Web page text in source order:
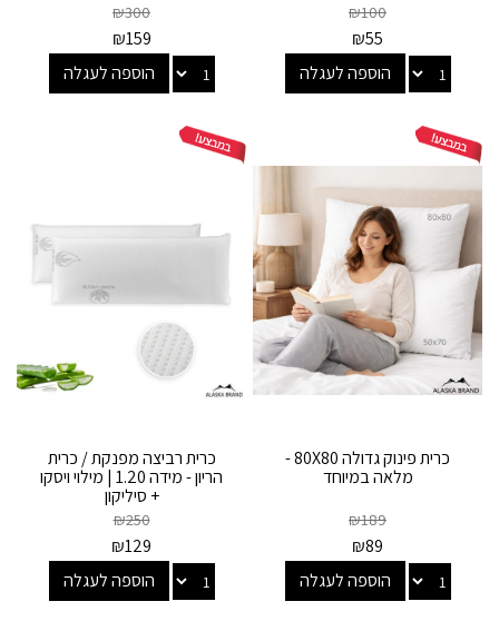
₪100
₪55
הוספה לעגלה
₪300
₪159
הוספה לעגלה
כרית פינוק גדולה 80X80 -
מלאה במיוחד
₪189
₪89
הוספה לעגלה
כרית רביצה מפנקת / כרית
הריון - מידה 1.20 | מילוי ויסקו
+ סיליקון
₪250
₪129
הוספה לעגלה